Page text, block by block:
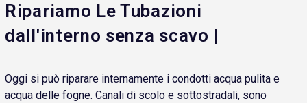
Ripariamo Le Tubazioni
dall'interno senza scavo |
Oggi si può riparare internamente i condotti acqua pulita e
acqua delle fogne. Canali di scolo e sottostradali, sono